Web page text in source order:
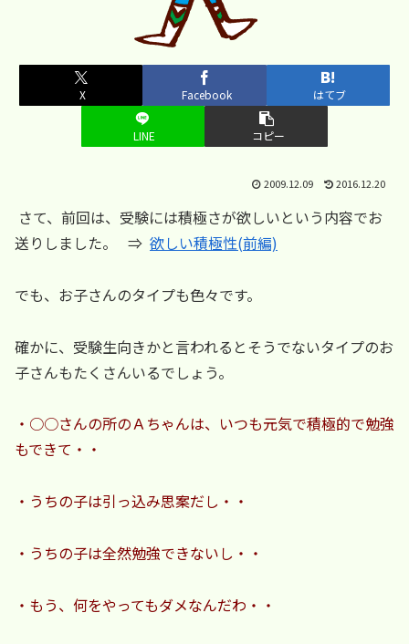
X Facebook はてブ
LINE コピー
2009.12.09 2016.12.20
さて、前回は、受験には積極さが欲しいという内容でお
送りしました。 ⇒ 欲しい積極性(前編)
でも、お子さんのタイプも色々です。
確かに、受験生向きかと言われるとそうでないタイプのお
子さんもたくさんいるでしょう。
・○○さんの所のＡちゃんは、いつも元気で積極的で勉強
もできて・・
・うちの子は引っ込み思案だし・・
・うちの子は全然勉強できないし・・
・もう、何をやってもダメなんだわ・・